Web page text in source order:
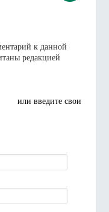
к данной
редакцией
или введите свои